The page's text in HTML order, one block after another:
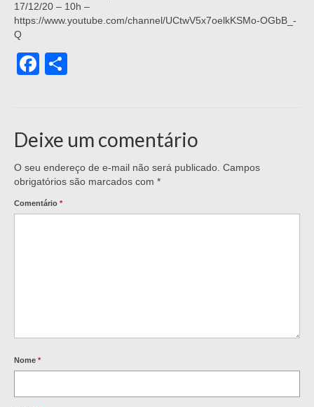
17/12/20 – 10h –
https://www.youtube.com/channel/UCtwV5x7oelkKSMo-OGbB_-
Q
Facebook
Deixe um comentário
O seu endereço de e-mail não será publicado. Campos
obrigatórios são marcados com *
Comentário *
Nome *